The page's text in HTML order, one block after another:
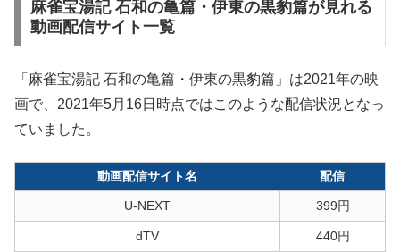
麻雀宝湯記 石和の亀篇・伊東の黒豹篇が見れる
動画配信サイト一覧
「麻雀宝湯記 石和の亀篇・伊東の黒豹篇」は2021年の映
画で、2021年5月16日時点ではこのような配信状況となっ
ていました。
動画配信サイト名 配信
U-NEXT 399円
dTV 440円